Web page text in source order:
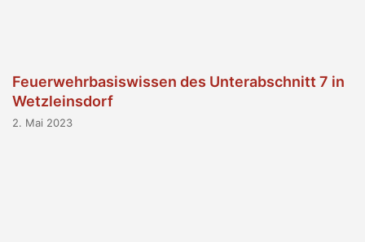
Feuerwehrbasiswissen des Unterabschnitt 7 in
Wetzleinsdorf
2. Mai 2023